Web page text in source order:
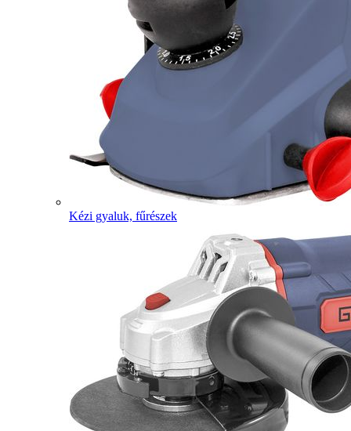
Kézi gyaluk, fűrészek